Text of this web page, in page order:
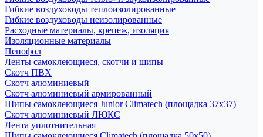
Гибкие воздуховоды теплоизолированные
Гибкие воздуховоды неизолированные
Расходные материалы, крепеж, изоляция
Изоляционные материалы
Пенофол
Ленты самоклеющиеся, скотчи и шипы
Скотч ПВХ
Скотч алюминиевый
Скотч алюминиевый армированный
Шипы самоклеющиеся Junior Climatech (площадка 37х37)
Скотч алюминиевый ЛЮКС
Лента уплотнительная